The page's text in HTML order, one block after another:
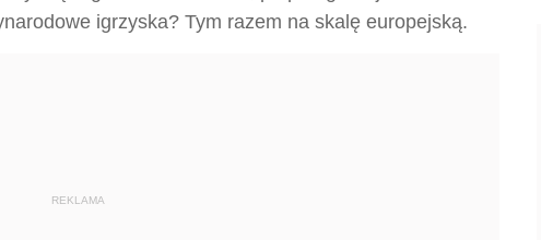
igrzyska? Tym razem na skalę europejską.
REKLAMA